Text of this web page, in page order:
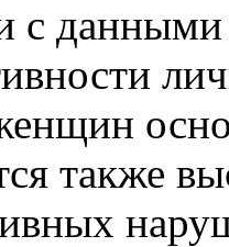
с
также